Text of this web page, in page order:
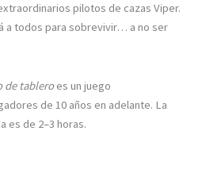
pilotos de cazas Viper.
a todos para sobrevivir… a no ser
de tableroes un juego
de 10 años en adelante. La
es de 2–3 horas.